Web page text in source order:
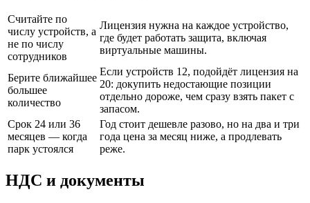
Считайте по
числу устройств, а
не по числу
сотрудников
Лицензия нужна на каждое устройство,
где будет работать защита, включая
виртуальные машины.
Берите ближайшее
большее
количество
Если устройств 12, подойдёт лицензия на
20: докупить недостающие позиции
отдельно дороже, чем сразу взять пакет с
запасом.
Срок 24 или 36
месяцев — когда
парк устоялся
Год стоит дешевле разово, но на два и три
года цена за месяц ниже, а продлевать
реже.
НДС и документы